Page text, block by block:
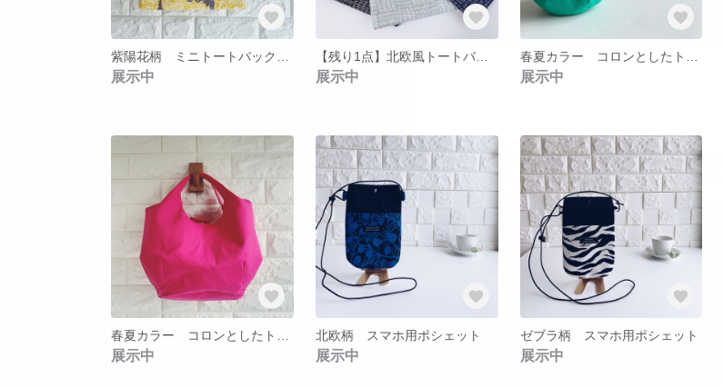
展示中
【残り1点】北欧風トートバック（小）
展示中 展示中
展示中
北欧柄 スマホ用ポシェット
展示中
ゼブラ柄 スマホ用ポシェット
展示中